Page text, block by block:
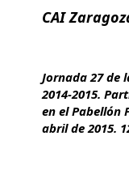
CAI
Jornada 27 de
2014-2015.
en el Pabellón
abril de 2015.